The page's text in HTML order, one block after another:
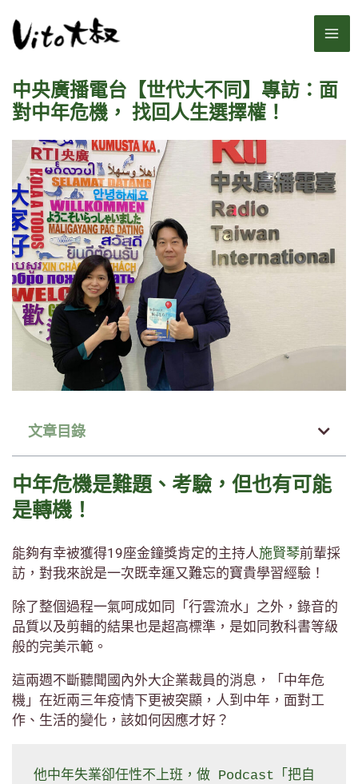
至
中央廣播電台【世代大不同】專訪：面
對中年危機， 找回人生選擇權！
文章目錄
中年危機是難題、考驗，但也有可能
是轉機！
能夠有幸被獲得19座金鐘獎肯定的主持人施賢琴前輩採
訪，對我來說是一次既幸運又難忘的寶貴學習經驗！
除了整個過程一氣呵成如同「行雲流水」之外，錄音的
品質以及剪輯的結果也是超高標準，是如同教科書等級
般的完美示範。
這兩週不斷聽聞國內外大企業裁員的消息，「中年危
機」在近兩三年疫情下更被突顯，人到中年，面對工
作、生活的變化，該如何因應才好？
他中年失業卻任性不上班，做 Podcast「把自